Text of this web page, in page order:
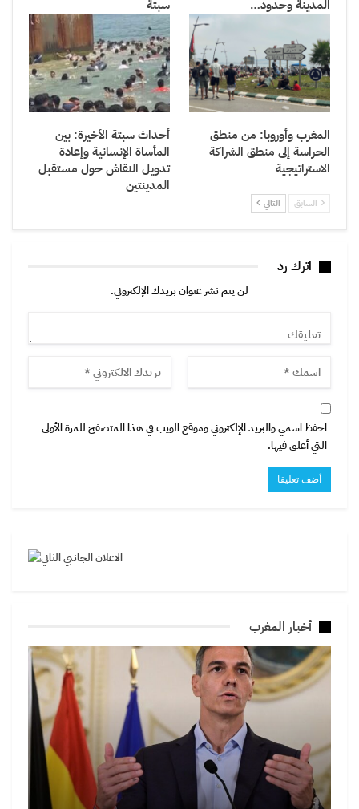
المدينة وحدود… سبتة
المغرب وأوروبا: من منطق
الحراسة إلى منطق الشراكة
الاستراتيجية
أحداث سبتة الأخيرة: بين
المأساة الإنسانية وإعادة
تدويل النقاش حول مستقبل
المدينتين
السابق التالي
اترك رد
لن يتم نشر عنوان بريدك الإلكتروني.
احفظ اسمي والبريد الإلكتروني وموقع الويب في هذا المتصفح للمرة الأولى
التي أعلق فيها.
أخبار المغرب